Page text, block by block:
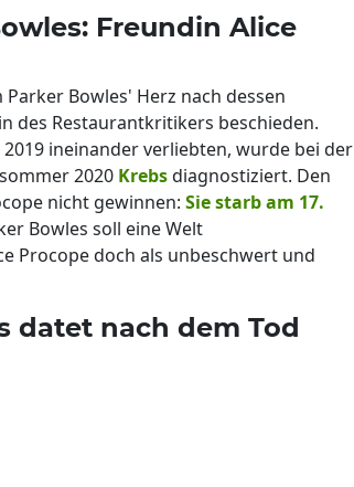
Freundin Alice
Bowles' Herz nach dessen
des Restaurantkritikers beschieden.
ineinander verliebten, wurde bei der
2020 Krebsdiagnostiziert. Den
nicht gewinnen: Sie starb am 17.
Bowles soll eine Welt
Procope doch als unbeschwert und
datet nach dem Tod